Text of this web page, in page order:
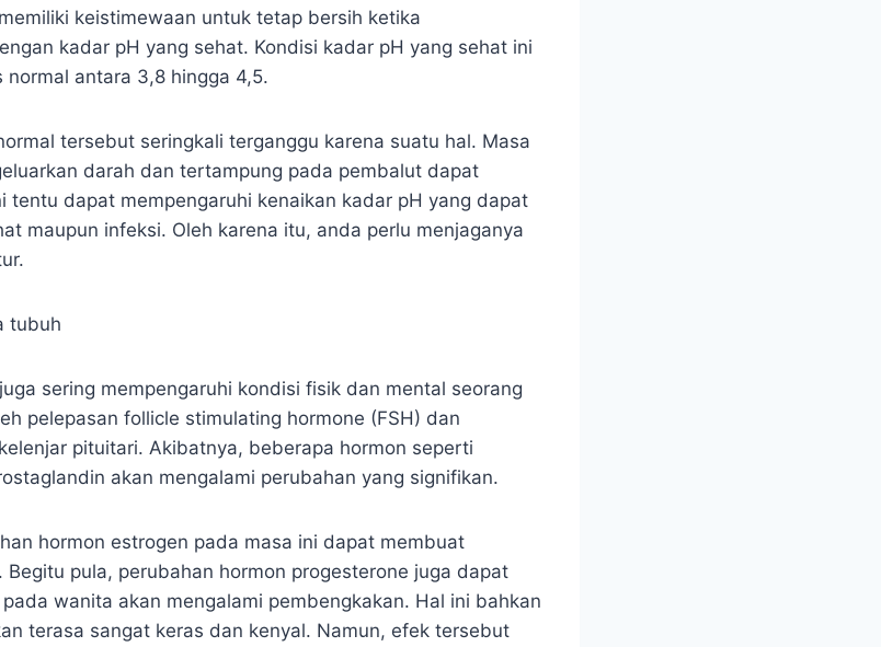
keistimewaan untuk tetap bersih ketika
kadar pH yang sehat. Kondisi kadar pH yang sehat ini
antara 3,8 hingga 4,5.
tersebut seringkali terganggu karena suatu hal. Masa
darah dan tertampung pada pembalut dapat
tentu dapat mempengaruhi kenaikan kadar pH yang dapat
maupun infeksi. Oleh karena itu, anda perlu menjaganya
tubuh
sering mempengaruhi kondisi fisik dan mental seorang
pelepasan follicle stimulating hormone (FSH) dan
pituitari. Akibatnya, beberapa hormon seperti
akan mengalami perubahan yang signifikan.
hormon estrogen pada masa ini dapat membuat
pula, perubahan hormon progesterone juga dapat
wanita akan mengalami pembengkakan. Hal ini bahkan
terasa sangat keras dan kenyal. Namun, efek tersebut